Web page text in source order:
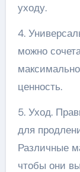
уходу.
4.
можно
ценность.
5. Уход.
для
Различные
чтобы они